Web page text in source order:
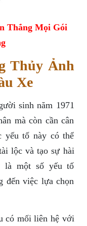
Thắng Mọi Gói
Thủy Ảnh
Xe
sinh năm 1971
mà còn cần cân
yếu tố này có thể
lộc và tạo sự hài
là một số yếu tố
đến việc lựa chọn
có mối liên hệ với